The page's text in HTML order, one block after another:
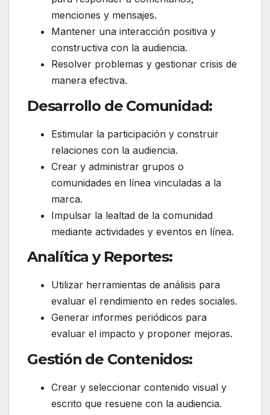
menciones y mensajes.
Mantener una interacción positiva y
constructiva con la audiencia.
Resolver problemas y gestionar crisis de
manera efectiva.
Desarrollo de Comunidad:
Estimular la participación y construir
relaciones con la audiencia.
Crear y administrar grupos o
comunidades en línea vinculadas a la
marca.
Impulsar la lealtad de la comunidad
mediante actividades y eventos en línea.
Analítica y Reportes:
Utilizar herramientas de análisis para
evaluar el rendimiento en redes sociales.
Generar informes periódicos para
evaluar el impacto y proponer mejoras.
Gestión de Contenidos:
Crear y seleccionar contenido visual y
escrito que resuene con la audiencia.